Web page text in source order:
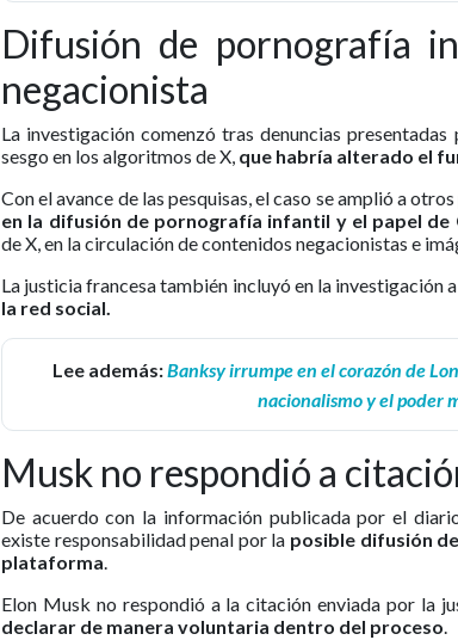
Difusión de pornografía
negacionista
La investigación comenzó tras denuncias
sesgo en los algoritmos de X, que habría alterado el
Con el avance de las pesquisas, el caso se amplió a
en la difusión de pornografía infantil y el papel de
de X, en la circulación de contenidos negacionistas e
La justicia francesa también incluyó en la investigación
la red social.
Lee además:Banksy irrumpe en el corazón de
nacionalismo y el poder
Musk no respondió a
De acuerdo con la información publicada por el
existe responsabilidad penal por la posible difusión
plataforma.
Elon Musk no respondió a la citación enviada por la
declarar de manera voluntaria dentro del proceso.